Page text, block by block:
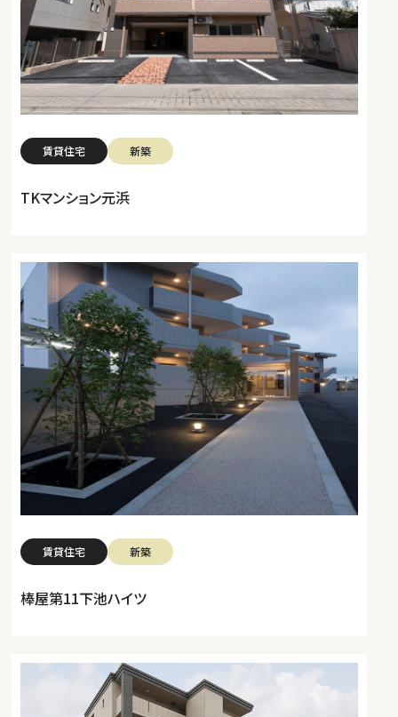
賃貸住宅 新築
TKマンション元浜
賃貸住宅 新築
棒屋第11下池ハイツ